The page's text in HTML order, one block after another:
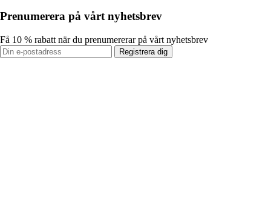
Prenumerera på vårt nyhetsbrev
Få 10 % rabatt när du prenumererar på vårt nyhetsbrev
Registrera dig